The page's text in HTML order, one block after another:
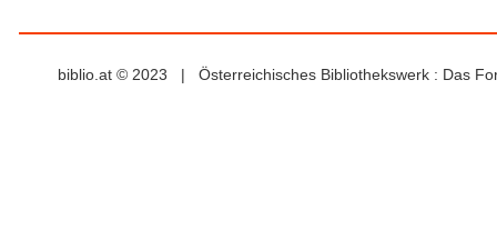
biblio.at © 2023 | Österreichisches Bibliothekswerk : Das